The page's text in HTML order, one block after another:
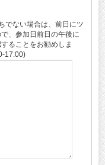
でない場合は、前日にツ
、参加日前日の午後に
ることをお勧めしま
17:00)